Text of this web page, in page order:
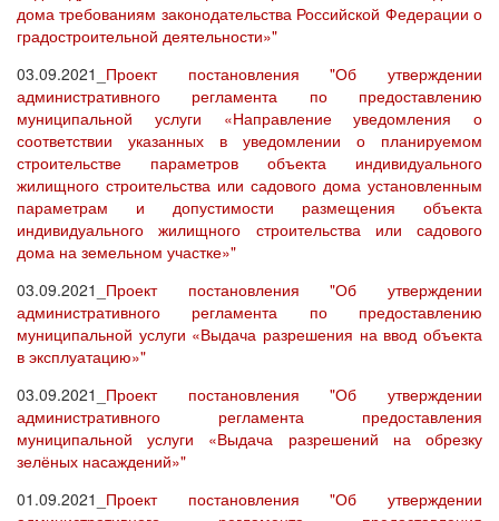
дома требованиям законодательства Российской Федерации о
градостроительной деятельности»"
03.09.2021_ Проект постановления "Об утверждении
административного регламента по предоставлению
муниципальной услуги «Направление уведомления о
соответствии указанных в уведомлении о планируемом
строительстве параметров объекта индивидуального
жилищного строительства или садового дома установленным
параметрам и допустимости размещения объекта
индивидуального жилищного строительства или садового
дома на земельном участке»"
03.09.2021_ Проект постановления "Об утверждении
административного регламента по предоставлению
муниципальной услуги «Выдача разрешения на ввод объекта
в эксплуатацию»"
03.09.2021_ Проект постановления "Об утверждении
административного регламента предоставления
муниципальной услуги «Выдача разрешений на обрезку
зелёных насаждений»"
01.09.2021_ Проект постановления "Об утверждении